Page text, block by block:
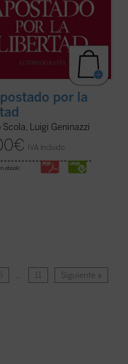
por la
Scola, Luigi Geninazzi
€ IVA incluido
ebook:
… 11 Siguiente »